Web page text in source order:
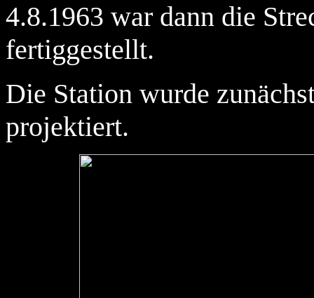
4.8.1963 war dann die
fertiggestellt.
Die Station wurde
projektiert.